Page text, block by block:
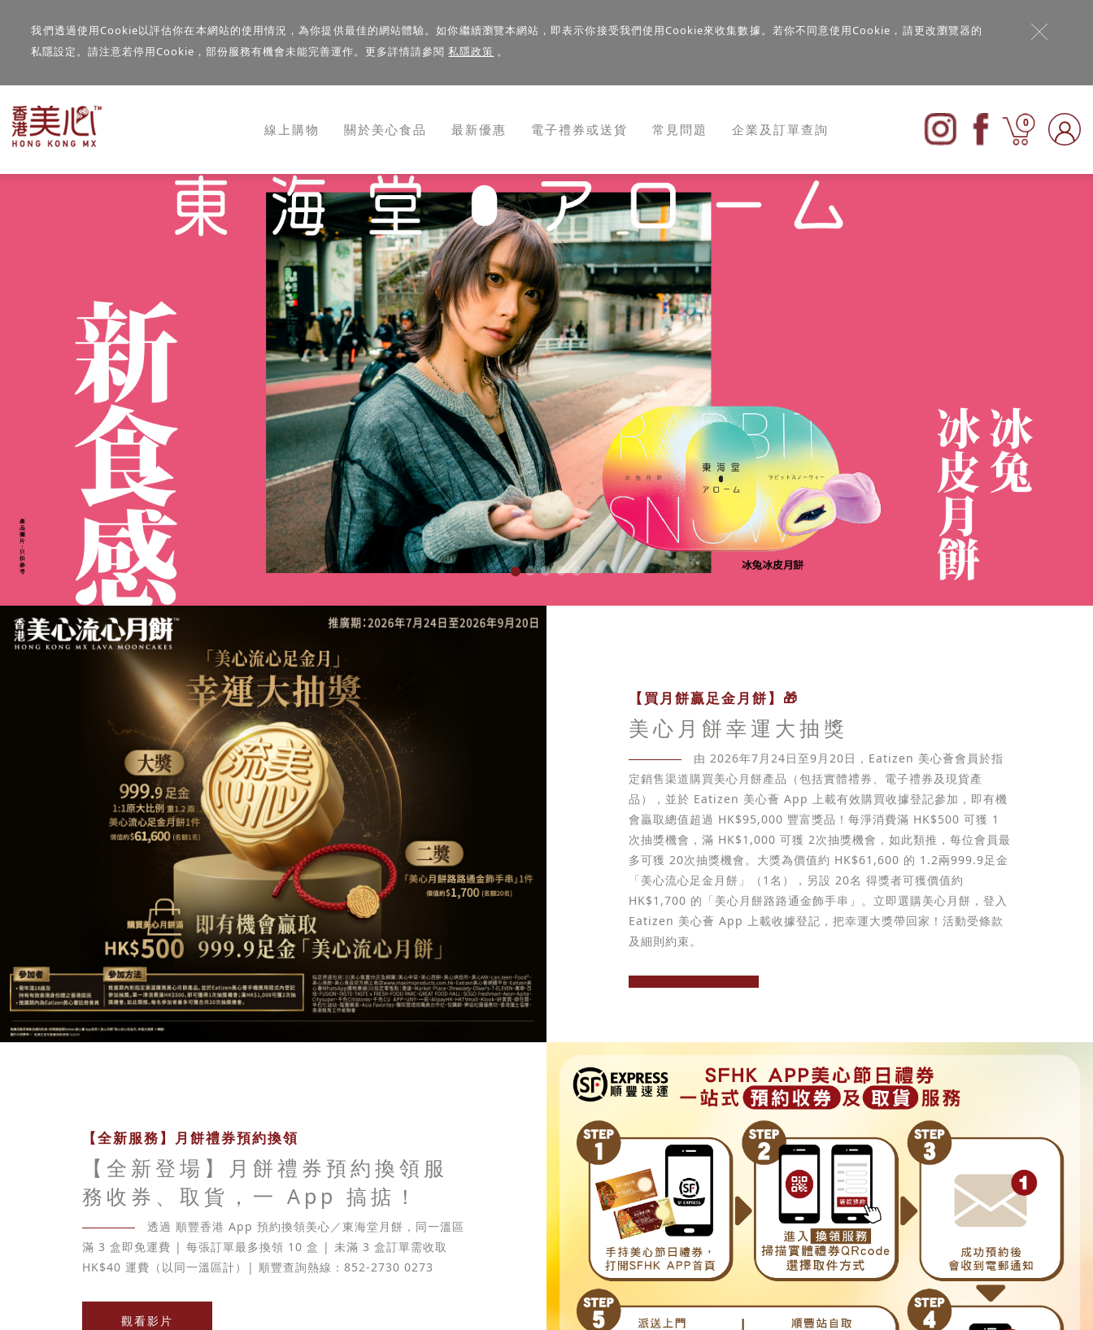
我們透過使用Cookie以評估你在本網站的使用情況，為你提供最佳的網站體驗。如你繼續瀏覽本網站，即表示你接受我們使用Cookie來收集數據。若你不同意使用Cookie，請更改瀏覽器的
私隱設定。請注意若停用Cookie，部份服務有機會未能完善運作。更多詳情請參閱私隱政策 。
線上購物 關於美心食品 最新優惠 電子禮券或送貨 常見問題 企業及訂單查詢 0
【買月餅贏足金月餅】🎁
美心月餅幸運大抽獎
由 2026年7月24日至9月20日，Eatizen 美心薈會員於指
定銷售渠道購買美心月餅產品（包括實體禮券、電子禮券及現貨產
品），並於 Eatizen 美心薈 App 上載有效購買收據登記參加，即有機
會贏取總值超過 HK$95,000 豐富獎品！每淨消費滿 HK$500 可獲 1
次抽獎機會，滿 HK$1,000 可獲 2次抽獎機會，如此類推，每位會員最
多可獲 20次抽獎機會。大獎為價值約 HK$61,600 的 1.2兩999.9足金
「美心流心足金月餅」（1名），另設 20名 得獎者可獲價值約
HK$1,700 的「美心月餅路路通金飾手串」。立即選購美心月餅，登入
Eatizen 美心薈 App 上載收據登記，把幸運大獎帶回家！活動受條款
及細則約束。
【全新服務】月餅禮券預約換領
【全新登場】月餅禮券預約換領服
務收券、取貨，一 App 搞掂！
透過 順豐香港 App 預約換領美心／東海堂月餅，同一溫區
滿 3 盒即免運費 | 每張訂單最多換領 10 盒 | 未滿 3 盒訂單需收取
HK$40 運費（以同一溫區計）| 順豐查詢熱線：852-2730 0273
觀看影片